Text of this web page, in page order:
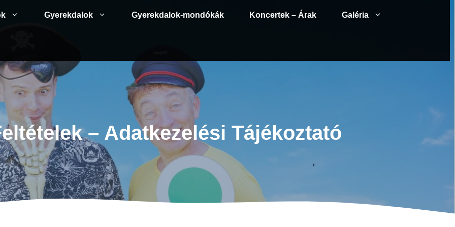
Gyerekdalok Gyerekdalok-mondókák Koncertek – Árak Galéria
– Adatkezelési Tájékoztató